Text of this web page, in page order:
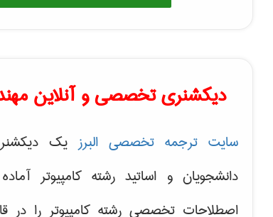
دیکشنری تخصصی و آنلاین
سایت ترجمه تخصصی البرزیک
دانشجویان و اساتید رشته کامپیوتر
اصطلاحات تخصصی رشته کامپیوتر را